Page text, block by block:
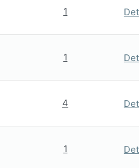
1
1
4
1